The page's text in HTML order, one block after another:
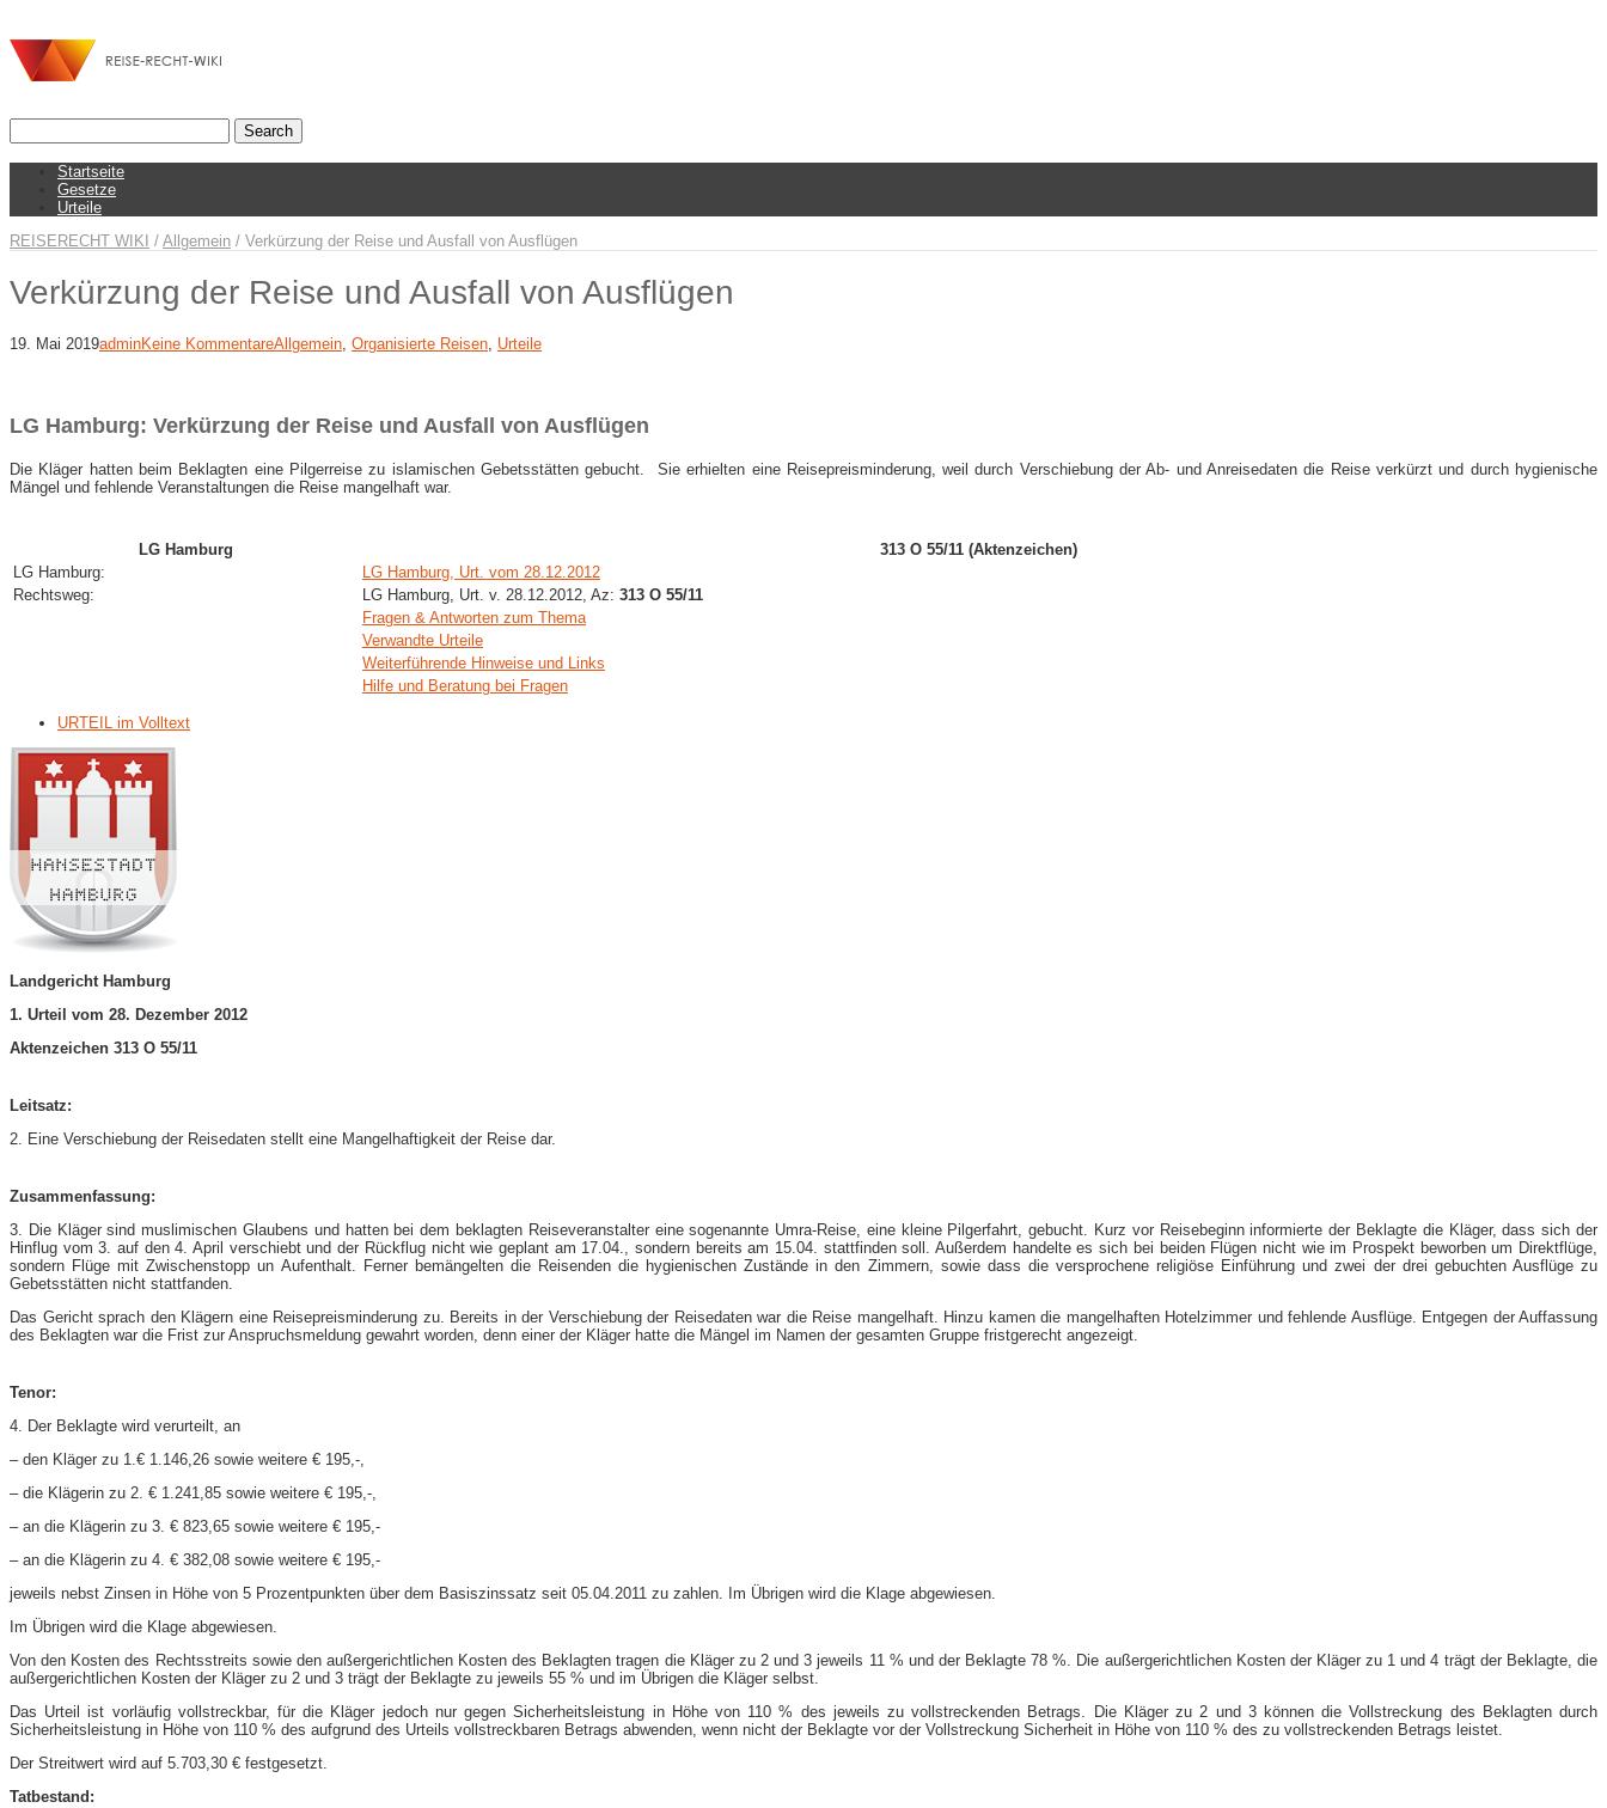
Startseite
Gesetze
Urteile
REISERECHT WIKI / Allgemein / Verkürzung der Reise und Ausfall von Ausflügen
Verkürzung der Reise und Ausfall von Ausflügen
19. Mai 2019adminKeine KommentareAllgemein Organisierte Reisen Urteile
LG Hamburg: Verkürzung der Reise und Ausfall von Ausflügen
Die Kläger hatten beim Beklagten eine Pilgerreise zu islamischen Gebetsstätten gebucht. Sie erhielten eine Reisepreisminderung, weil durch Verschiebung der Ab- und Anreisedaten die Reise verkürzt und durch hygienische
Mängel und fehlende Veranstaltungen die Reise mangelhaft war.
LG Hamburg 313 O 55/11(Aktenzeichen)
LG Hamburg:
LG Hamburg, Urt. vom 28.12.2012
Rechtsweg:
LG Hamburg, Urt. v. 28.12.2012, Az: 313 O 55/11
Fragen & Antworten zum Thema
Verwandte Urteile
Weiterführende Hinweise und Links
Hilfe und Beratung bei Fragen
URTEIL im Volltext
Landgericht Hamburg
1. Urteil vom 28. Dezember 2012
Aktenzeichen 313 O 55/11
Leitsatz:
2. Eine Verschiebung der Reisedaten stellt eine Mangelhaftigkeit der Reise dar.
Zusammenfassung:
3. Die Kläger sind muslimischen Glaubens und hatten bei dem beklagten Reiseveranstalter eine sogenannte Umra-Reise, eine kleine Pilgerfahrt, gebucht. Kurz vor Reisebeginn informierte der Beklagte die Kläger, dass sich der
Hinflug vom 3. auf den 4. April verschiebt und der Rückflug nicht wie geplant am 17.04., sondern bereits am 15.04. stattfinden soll. Außerdem handelte es sich bei beiden Flügen nicht wie im Prospekt beworben um Direktflüge,
sondern Flüge mit Zwischenstopp un Aufenthalt. Ferner bemängelten die Reisenden die hygienischen Zustände in den Zimmern, sowie dass die versprochene religiöse Einführung und zwei der drei gebuchten Ausflüge zu
Gebetsstätten nicht stattfanden.
Das Gericht sprach den Klägern eine Reisepreisminderung zu. Bereits in der Verschiebung der Reisedaten war die Reise mangelhaft. Hinzu kamen die mangelhaften Hotelzimmer und fehlende Ausflüge. Entgegen der Auffassung
des Beklagten war die Frist zur Anspruchsmeldung gewahrt worden, denn einer der Kläger hatte die Mängel im Namen der gesamten Gruppe fristgerecht angezeigt.
Tenor:
4. Der Beklagte wird verurteilt, an
– den Kläger zu 1.€ 1.146,26 sowie weitere € 195,-​,
– die Klägerin zu 2. € 1.241,85 sowie weitere € 195,-​,
– an die Klägerin zu 3. € 823,65 sowie weitere € 195,-
– an die Klägerin zu 4. € 382,08 sowie weitere € 195,-
jeweils nebst Zinsen in Höhe von 5 Prozentpunkten über dem Basiszinssatz seit 05.04.2011 zu zahlen. Im Übrigen wird die Klage abgewiesen.
Im Übrigen wird die Klage abgewiesen.
Von den Kosten des Rechtsstreits sowie den außergerichtlichen Kosten des Beklagten tragen die Kläger zu 2 und 3 jeweils 11 % und der Beklagte 78 %. Die außergerichtlichen Kosten der Kläger zu 1 und 4 trägt der Beklagte, die
außergerichtlichen Kosten der Kläger zu 2 und 3 trägt der Beklagte zu jeweils 55 % und im Übrigen die Kläger selbst.
Das Urteil ist vorläufig vollstreckbar, für die Kläger jedoch nur gegen Sicherheitsleistung in Höhe von 110 % des jeweils zu vollstreckenden Betrags. Die Kläger zu 2 und 3 können die Vollstreckung des Beklagten durch
Sicherheitsleistung in Höhe von 110 % des aufgrund des Urteils vollstreckbaren Betrags abwenden, wenn nicht der Beklagte vor der Vollstreckung Sicherheit in Höhe von 110 % des zu vollstreckenden Betrags leistet.
Der Streitwert wird auf 5.703,30 € festgesetzt.
Tatbestand: